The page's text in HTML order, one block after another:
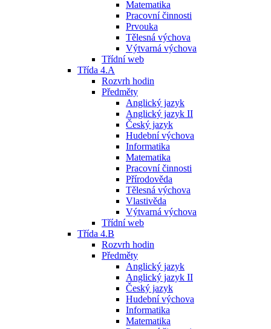
Matematika
Pracovní činnosti
Prvouka
Tělesná výchova
Výtvarná výchova
Třídní web
Třída 4.A
Rozvrh hodin
Předměty
Anglický jazyk
Anglický jazyk II
Český jazyk
Hudební výchova
Informatika
Matematika
Pracovní činnosti
Přírodověda
Tělesná výchova
Vlastivěda
Výtvarná výchova
Třídní web
Třída 4.B
Rozvrh hodin
Předměty
Anglický jazyk
Anglický jazyk II
Český jazyk
Hudební výchova
Informatika
Matematika